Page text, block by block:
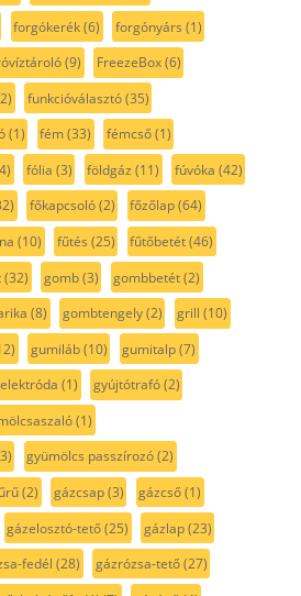
forgókerék(6) forgónyárs (1)
(9) FreezeBox(6)
funkcióválasztó(35)
(1) fém(33) fémcső(1)
fólia (3) földgáz (11) fúvóka (42)
főkapcsoló(2) főzőlap(64)
(10) fűtés (25) fűtőbetét(46)
(32) gomb(3) gombbetét(2)
(8) gombtengely(2) grill (10)
gumiláb(10) gumitalp(7)
(1) gyújtótrafó(2)
(1)
gyümölcs passzírozó(2)
(2) gázcsap(3) gázcső(1)
gázelosztó-tető(25) gázlap(23)
fedél (28) gázrózsa-tető(27)